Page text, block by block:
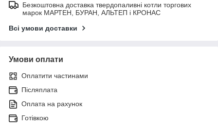
Безкоштовна доставка твердопаливні котли торгових
марок МАРТЕН, БУРАН, АЛЬТЕП і КРОНАС
Всі умови доставки
Умови оплати
Оплатити частинами
Післяплата
Оплата на рахунок
Готівкою